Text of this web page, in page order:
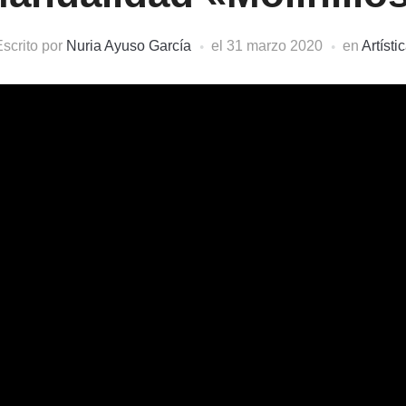
por Nuria Ayuso García el 31 marzo 2020 en